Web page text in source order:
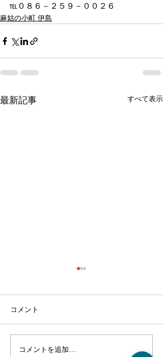
℡０８６－２５９－００２６
麻姑の小町 伊島
最新記事 すべて表示
最近のブーム〜小規模多
コメント
コメントを追加…